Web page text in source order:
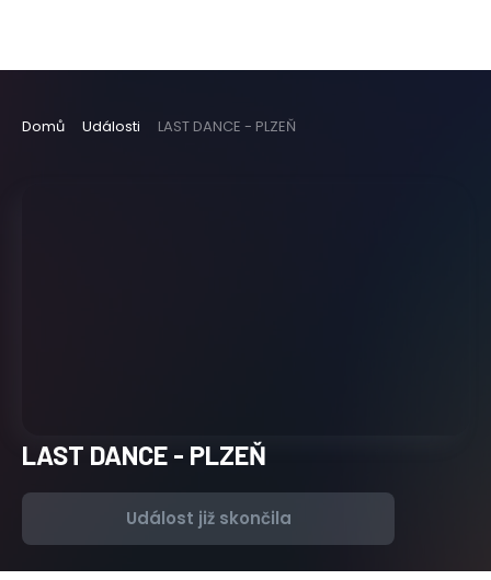
Domů Události LAST DANCE - PLZEŇ
LAST DANCE - PLZEŇ
Událost již skončila